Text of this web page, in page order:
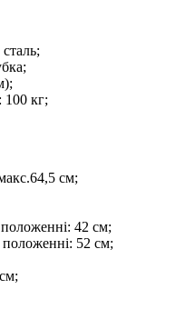
кг;
см;
42 см;
52 см;